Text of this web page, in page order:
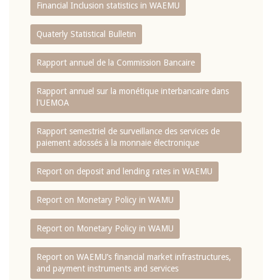
Financial Inclusion statistics in WAEMU
Quaterly Statistical Bulletin
Rapport annuel de la Commission Bancaire
Rapport annuel sur la monétique interbancaire dans
l'UEMOA
Rapport semestriel de surveillance des services de
paiement adossés à la monnaie électronique
Report on deposit and lending rates in WAEMU
Report on Monetary Policy in WAMU
Report on Monetary Policy in WAMU
Report on WAEMU’s financial market infrastructures,
and payment instruments and services